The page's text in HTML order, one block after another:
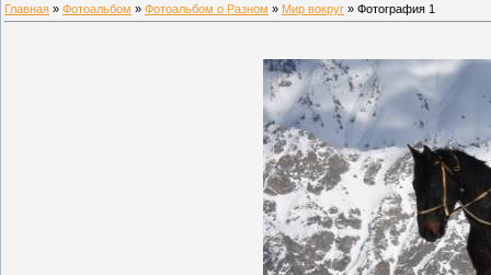
Главная » Фотоальбом » Фотоальбом о Разном » Мир вокруг » Фотография 1